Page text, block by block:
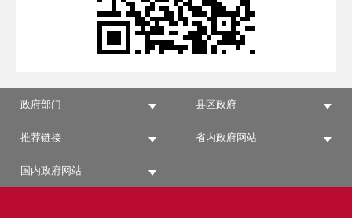
政府部门 县区政府
推荐链接 省内政府网站
国内政府网站